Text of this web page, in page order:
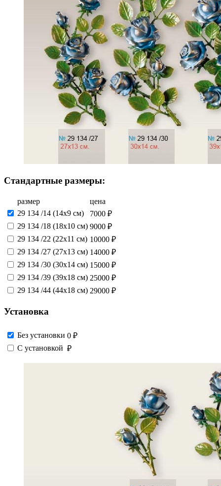
Стандартные размеры:
размер
цена
29 134 /14 (14х9 см)
7000 ₽
29 134 /18 (18х10 см) 9000 ₽
29 134 /22 (22х11 см) 10000 ₽
29 134 /27 (27х13 см) 14000 ₽
29 134 /30 (30х14 см) 15000 ₽
29 134 /39 (39х18 см) 25000 ₽
29 134 /44 (44х18 см) 29000 ₽
Установка
Без установки 0 ₽
С установкой ₽